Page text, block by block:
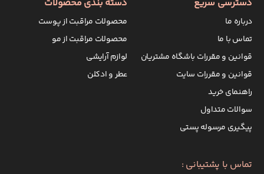
دسترسی سریع
درباره ما
تماس با ما
قوانین و مقررات باشگاه مشتریان
قوانین و مقررات سایت
راهنمای خرید
سوالات متداول
پیگیری مرسوله پستی
دسته بندی محصولات
محصولات مراقبت از پوست
محصولات مراقبت از مو
لوازم آرایشی
عطر و ادکلن
تماس با پشتیبانی :